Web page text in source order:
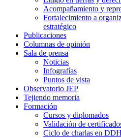
Acompañamiento y
Fortalecimiento a
estratégico
Publicaciones
Columnas de opinión
Sala de prensa
Noticias
Infografías
Puntos de vista
Observatorio JEP
Tejiendo memoria
Formación
Cursos y diplomados
Validación de
Ciclo de charlas en